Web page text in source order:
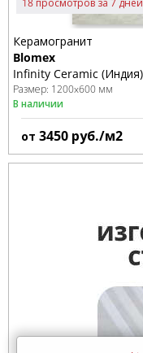
Керамогранит
Blomex
Infinity Ceramic (Индия)
Размер: 1200x600 мм
В наличии
от 3450 руб./м2